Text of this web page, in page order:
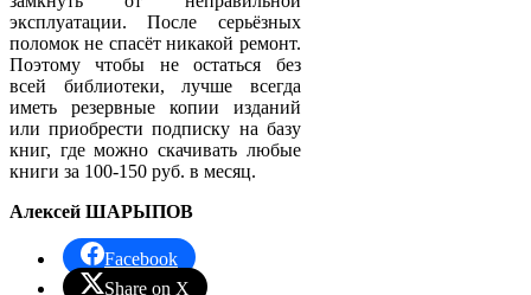
эксплуатации. После серьёзных
поломок не спасёт никакой ремонт.
Поэтому чтобы не остаться без
всей библиотеки, лучше всегда
иметь резервные копии изданий
или приобрести подписку на базу
книг, где можно скачивать любые
книги за 100-150 руб. в месяц.
Алексей ШАРЫПОВ
Facebook
Share on X